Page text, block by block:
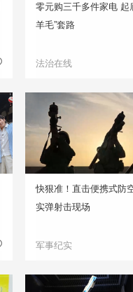
零元购三千多件家电 起
羊毛”套路
法治在线
快狠准！直击便携式防
实弹射击现场
军事纪实